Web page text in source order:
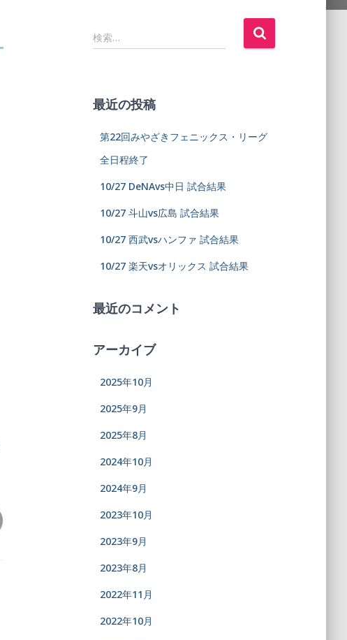
検索…
最近の投稿
第22回みやざきフェニックス・リーグ
全日程終了
10/27 DeNAvs中日 試合結果
10/27 斗山vs広島 試合結果
10/27 西武vsハンファ 試合結果
10/27 楽天vsオリックス 試合結果
最近のコメント
アーカイブ
2025年10月
2025年9月
2025年8月
2024年10月
2024年9月
2023年10月
2023年9月
2023年8月
2022年11月
2022年10月